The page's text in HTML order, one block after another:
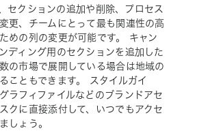
セクションの追加や削除、プロセス
更、チームにとって最も関連性の高
めの列の変更が可能です。 キャン
ディング用のセクションを追加した
の市場で展開している場合は地域の
こともできます。 スタイルガイ
ラフィファイルなどのブランドアセ
クに直接添付して、いつでもアクセ
しょう。